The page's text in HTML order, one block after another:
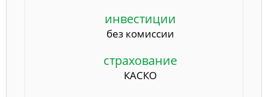
инвестиции
без комиссии
страхование
КАСКО